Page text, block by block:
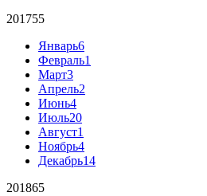
201755
Январь6
Февраль1
Март3
Апрель2
Июнь4
Июль20
Август1
Ноябрь4
Декабрь14
201865